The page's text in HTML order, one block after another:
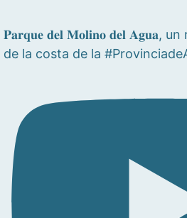
𝐏𝐚𝐫𝐪𝐮𝐞 𝐝𝐞𝐥 𝐌𝐨𝐥𝐢𝐧𝐨 𝐝𝐞𝐥 𝐀𝐠𝐮𝐚,
de la costa de la